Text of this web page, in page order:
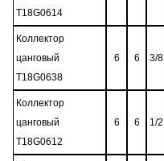
T18G0614
Коллектор
цанговый
T18G0638
6 6 3/8
Коллектор
цанговый
T18G0612
6 6 1/2